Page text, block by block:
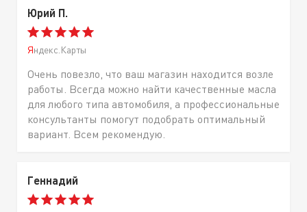
Юрий П.
Яндекс.Карты
Очень повезло, что ваш магазин находится возле
работы. Всегда можно найти качественные масла
для любого типа автомобиля, а профессиональные
консультанты помогут подобрать оптимальный
вариант. Всем рекомендую.
Геннадий